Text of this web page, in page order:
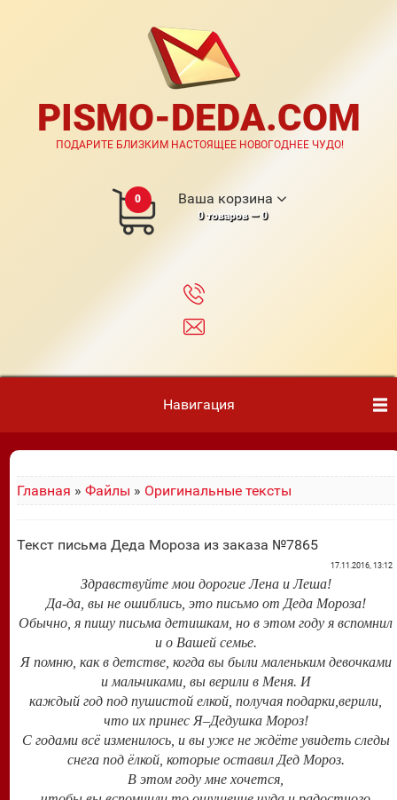
PISMO-DEDA.COM
ПОДАРИТЕ БЛИЗКИМ НАСТОЯЩЕЕ НОВОГОДНЕЕ ЧУДО!
0 Ваша корзина
0товаров —0
Навигация
Главная »Файлы » Оригинальные тексты
Текст письма Деда Мороза из заказа №7865
17.11.2016, 13:12
Здравствуйте мои дорогие Лена и Леша!
Да-да, вы не ошиблись, это письмо от Деда Мороза!
Обычно, я пишу письма детишкам, но в этом году я вспомнил
и о Вашей семье.
Я помню, как в детстве, когда вы были маленьким девочками
и мальчиками, вы верили в Меня. И
каждый год под пушистой елкой, получая подарки,верили,
что их принес Я–Дедушка Мороз!
С годами всё изменилось, и вы уже не ждёте увидеть следы
снега под ёлкой, которые оставил Дед Мороз.
В этом году мне хочется,